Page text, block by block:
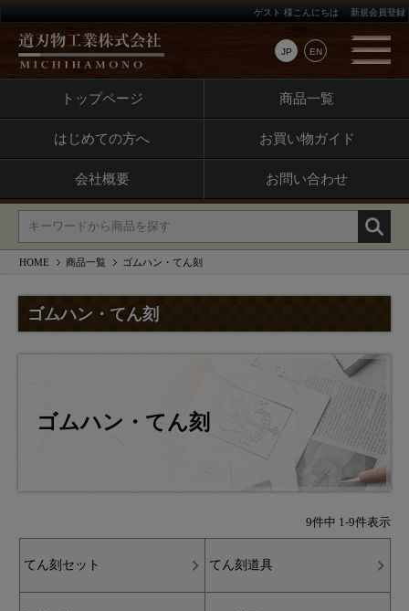
JP EN
ゲスト 様こんにちは 新規会員登録
トップページ 商品一覧
はじめての方へ お買い物ガイド
会社概要 お問い合わせ
HOME 商品一覧 ゴムハン・てん刻
ゴムハン・てん刻
ゴムハン・てん刻
9件中 1 -9件表示
てん刻セット てん刻道具